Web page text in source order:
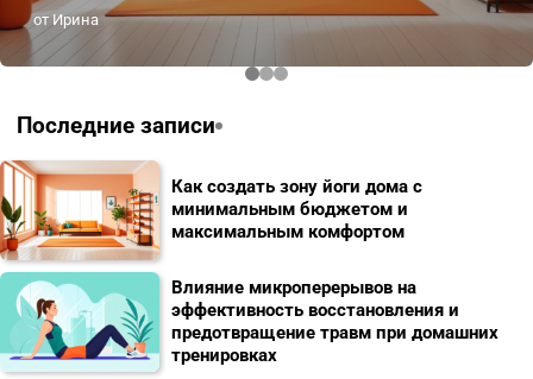
от Ирина
Последние записи
Как создать зону йоги дома с
минимальным бюджетом и
максимальным комфортом
Влияние микроперерывов на
эффективность восстановления и
предотвращение травм при домашних
тренировках